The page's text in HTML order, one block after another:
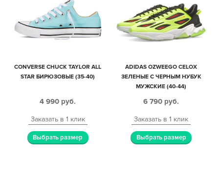
CONVERSE CHUCK TAYLOR ALL
STAR БИРЮЗОВЫЕ (35-40)
4 990 руб.
Заказать в 1 клик
Выбрать размер
ADIDAS OZWEEGO CELOX
ЗЕЛЕНЫЕ С ЧЕРНЫМ НУБУК
МУЖСКИЕ (40-44)
6 790 руб.
Заказать в 1 клик
Выбрать размер